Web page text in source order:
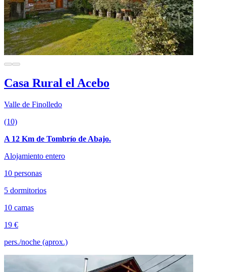
Casa Rural el Acebo
Valle de Finolledo
(10)
A 12 Km de Tombrío de Abajo.
Alojamiento entero
10 personas
5 dormitorios
10 camas
19 €
pers./noche (aprox.)